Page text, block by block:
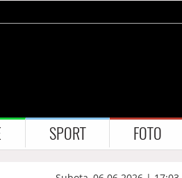
SPORT FOTO